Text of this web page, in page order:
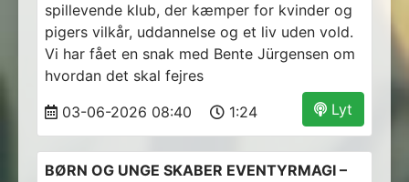
spillevende klub, der kæmper for kvinder og
pigers vilkår, uddannelse og et liv uden vold.
Vi har fået en snak med Bente Jürgensen om
hvordan det skal fejres
Lyt
03-06-2026 08:40 1:24
BØRN OG UNGE SKABER EVENTYRMAGI –